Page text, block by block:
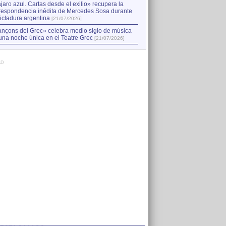
azul. Cartas desde el exilio» recupera la
inédita de Mercedes Sosa durante
argentina [21/07/2026]
del Grec» celebra medio siglo de música
noche única en el Teatre Grec [21/07/2026]